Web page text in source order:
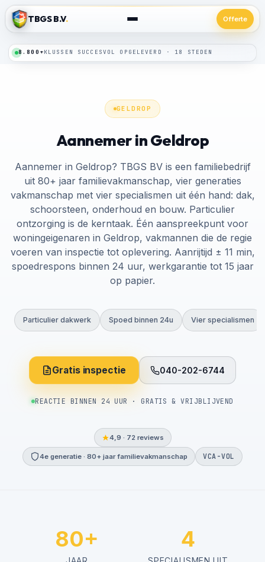
TBGS B.V. Offerte
24/7 SPOEDLIJN · BINNEN 24 UUR TER PLAATSE
GELDROP
Aannemer in Geldrop
Aannemer in Geldrop? TBGS BV is een familiebedrijf
uit 80+ jaar familievakmanschap, vier generaties
vakmanschap met vier specialismen uit één hand: dak,
schoorsteen, onderhoud en bouw. Particulier
ontzorging is de kerntaak. Één aanspreekpunt voor
woningeigenaren in Geldrop, vakmannen die de regie
voeren van inspectie tot oplevering. Aanrijtijd ± 11 min,
spoedrespons binnen 24 uur, werkgarantie tot 15 jaar
op papier.
Particulier dakwerk Spoed binnen 24u Vier specialismen
Gratis inspectie 040-202-6744
REACTIE BINNEN 24 UUR · GRATIS & VRIJBLIJVEND
4,9 · 72 reviews
4e generatie · 80+ jaar familievakmanschap VCA-VOL
80+ 4